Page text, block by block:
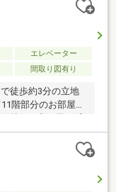
エレベーター
間取り図有り
徒歩約3分の立地
階部分のお部屋で
会話しながらお料
ルーム付きで収納
利な住まいです！
し、一年を通して
時でも荷物の受け